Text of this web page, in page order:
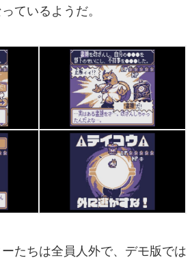
ているようだ。
たちは全員人外で、デモ版では